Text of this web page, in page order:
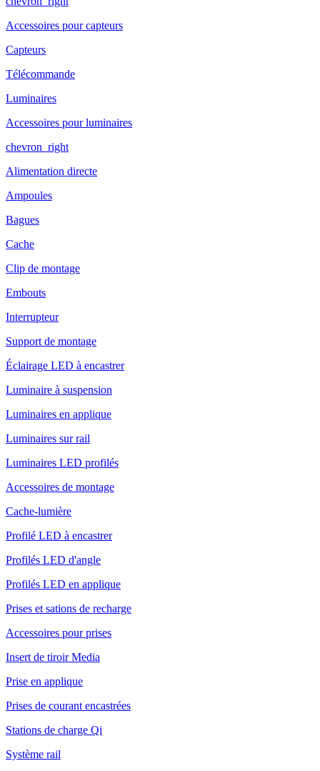
Accessoires pour capteurs
Capteurs
Télécommande
Luminaires
Accessoires pour luminaires
chevron_right
Alimentation directe
Ampoules
Bagues
Cache
Clip de montage
Embouts
Interrupteur
Support de montage
Éclairage LED à encastrer
Luminaire à suspension
Luminaires en applique
Luminaires sur rail
Luminaires LED profilés
Accessoires de montage
Cache-lumière
Profilé LED à encastrer
Profilés LED d'angle
Profilés LED en applique
Prises et sations de recharge
Accessoires pour prises
Insert de tiroir Media
Prise en applique
Prises de courant encastrées
Stations de charge Qi
Système rail